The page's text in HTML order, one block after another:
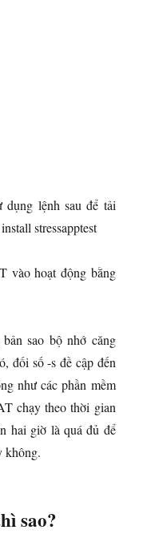
dụng lệnh sau để tải
stressapptest
vào hoạt động bằng
sao bộ nhớ căng
đối số -s đề cập đến
như các phần mềm
chạy theo thời gian
hai giờ là quá đủ để
không.
sao?